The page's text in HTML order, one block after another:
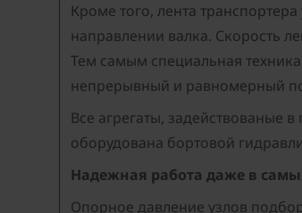
Кроме того, лента
направлении валка. Скорость
Тем самым специальная
непрерывный и равномерный
Все агрегаты,
оборудована бортовой
Надежная работа даже в
Опорное давление узлов